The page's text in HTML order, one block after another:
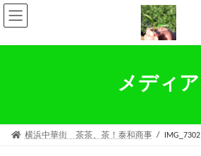
コ
ン
ン
プ
ナ
ビ
ー
動
メディア
横浜中華街 茶茶、茶！泰和商事 IMG_7302